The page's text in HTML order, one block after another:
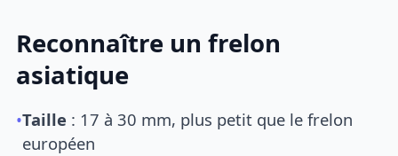
Reconnaître un frelon
asiatique
•Taille : 17 à 30 mm, plus petit que le frelon
européen